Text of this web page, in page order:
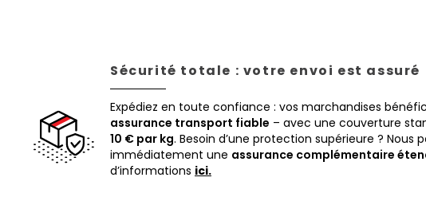
Sécurité totale : votre envoi est assuré
Expédiez en toute confiance : vos marchandises
assurance transport fiable – avec une couverture
10 € par kg. Besoin d’une protection supérieure ? Nous
immédiatement une assurance complémentaire
d’informations ici.